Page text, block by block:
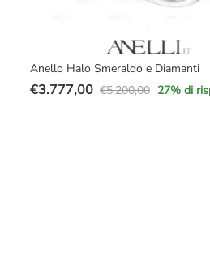
Anello Halo Smeraldo e Diamanti
€5.200,00
Il
€3.777,00
Il
27% di